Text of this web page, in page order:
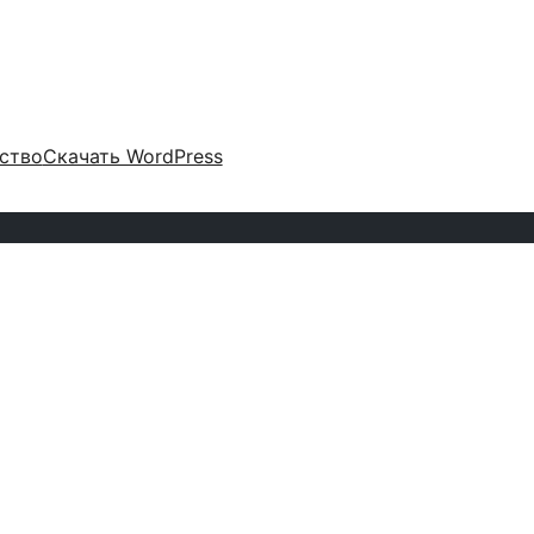
Скачать WordPress